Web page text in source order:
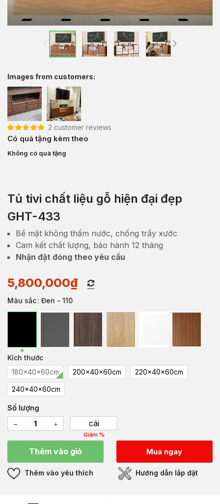
Images from customers:
5.00
trên 5 dựa
trên
2
đánh giá
2 customer reviews
Có quà tặng kèm theo
Không có quà tặng
Tủ tivi chất liệu gỗ hiện đại đẹp
GHT-433
Bề mặt không thấm nước, chống trầy xước
Cam kết chất lượng, bảo hành 12 tháng
Nhận đặt đóng theo yêu cầu
5,800,000₫
Màu sắc: Đen - 110
Kích thước
180x40x60cm
200x40x60cm 220x40x60cm
240x40x60cm
Số lượng
cái
Giảm %
Thêm vào giỏ Mua ngay
Thêm vào yêu thích Hướng dẫn lắp đặt